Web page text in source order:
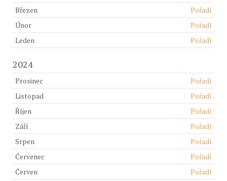
Březen
Pořadí
Únor
Pořadí
Leden
Pořadí
2024
Prosinec
Pořadí
Listopad
Pořadí
Říjen
Pořadí
Září
Pořadí
Srpen
Pořadí
Červenec
Pořadí
Červen
Pořadí